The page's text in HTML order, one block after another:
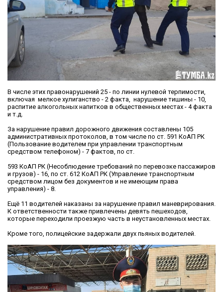
В числе этих правонарушений 25 - по линии нулевой терпимости,
включая мелкое хулиганство - 2 факта, нарушение тишины - 10,
распитие алкогольных напитков в общественных местах - 4 факта
и т.д.
За нарушение правил дорожного движения составлены 105
административных протоколов, в том числе по ст. 591 КоАП РК
(Пользование водителем при управлении транспортным
средством телефоном) - 7 фактов, по ст.
593 КоАП РК (Несоблюдение требований по перевозке пассажиров
и грузов) - 16, по ст. 612 КоАП РК (Управление транспортным
средством лицом без документов и не имеющим права
управления) - 8.
Ещё 11 водителей наказаны за нарушение правил маневрирования.
К ответственности также привлечены девять пешеходов,
которые переходили проезжую часть в неустановленных местах.
Кроме того, полицейские задержали двух пьяных водителей.